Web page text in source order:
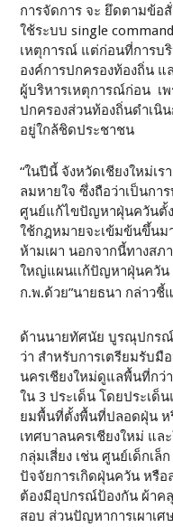
การจัดการ จะ ยึดตามข้อ
ใช้ระบบ single
เหตุการณ์ แต่ก่อนที่การบ
องค์การปกครองท้องถิ่น
ผู้บริหารเหตุการณ์ก่อน เ
ปกครองส่วนท้องถิ่นดำเนิ
อยู่ใกล้ชิดประชาชน
“ในปีนี้ จังหวัดเชียงใหม่เ
ลมหายใจ ซึ่งถือว่าเป็นก
ศูนย์แก้ไขปัญหาฝุ่นควันตั้
ใช้กฎหมายจะเข้มข้นขึ้นม
ห้ามเผา นอกจากนี้ทางส
ใหญ่แผนเเก้ปัญหาฝุ่นควัน
ก.พ.ด้วย”นายธนา กล่าวชี้
ด้านนายทัศนัย บูรณุปกรณ์
ว่า สำหรับการเตรียมรับมื
นครเชียงใหม่ดูแลพื้นที่กว่
ใน 3 ประเด็น โดยประเด็
ยมพื้นที่ตั้งพื้นที่ปลอดฝุ่น ห
เทศบาลนครเชียงใหม่ แล
กลุ่มเสี่ยง เช่น ศูนย์เด็กเล็
ปัจจัยการเกิดฝุ่นควัน หรือ
ต้องมีอุปกรณ์ป้องกัน ผ้าค
สอบ ส่วนปัญหาการเผาเศ